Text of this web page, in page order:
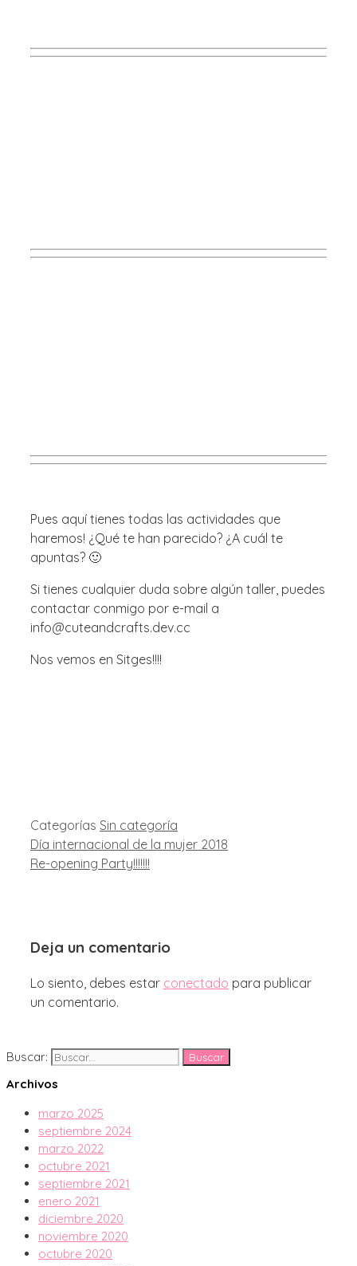
Pues aquí tienes todas las actividades que
haremos! ¿Qué te han parecido? ¿A cuál te
apuntas? 🙂
Si tienes cualquier duda sobre algún taller, puedes
contactar conmigo por e-mail a
info@cuteandcrafts.dev.cc
Nos vemos en Sitges!!!!
Categorías Sin categoría
Día internacional de la mujer 2018
Re-opening Party!!!!!!!
Deja un comentario
Lo siento, debes estar conectado para publicar
un comentario.
Buscar:
Archivos
marzo 2025
septiembre 2024
marzo 2022
octubre 2021
septiembre 2021
enero 2021
diciembre 2020
noviembre 2020
octubre 2020